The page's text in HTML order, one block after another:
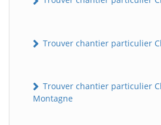
Trouver chantier particulier
Trouver chantier particulier
Montagne